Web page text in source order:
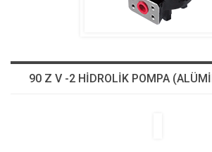
90 Z V -2 HİDROLİK POMPA